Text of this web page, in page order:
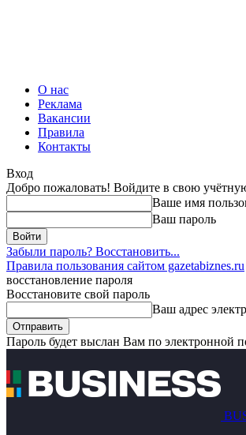
О нас
Реклама
Вакансии
Правила
Контакты
Вход
Добро пожаловать! Войдите в свою
Ваше имя
Ваш пароль
Забыли пароль? Восстановить...
Правила пользования сайтом gazetabiznes.ru
восстановление пароля
Восстановите свой пароль
Ваш адрес
Пароль будет выслан Вам по электронной